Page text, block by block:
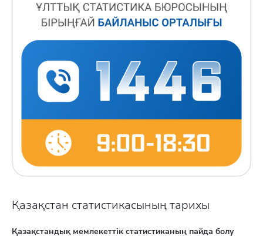
Қазақстан статистикасының тарихы
Қазақстандық мемлекеттік статистиканың пайда болу